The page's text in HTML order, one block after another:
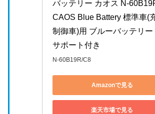
バッテリー カオス N-
CAOS Blue Battery 標準車(
制御車)用 ブルーバッテリー
サポート付き
N-60B19R/C8
Amazonで見る
楽天市場で見る